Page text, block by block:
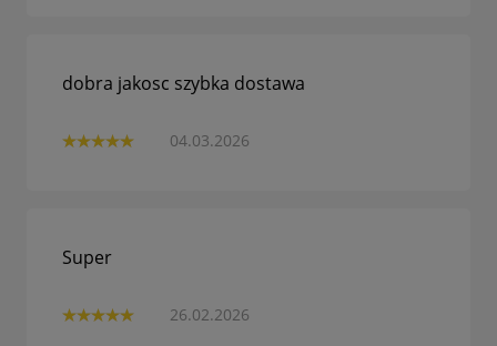
04.03.2026
dobra jakosc szybka dostawa
26.02.2026
Super